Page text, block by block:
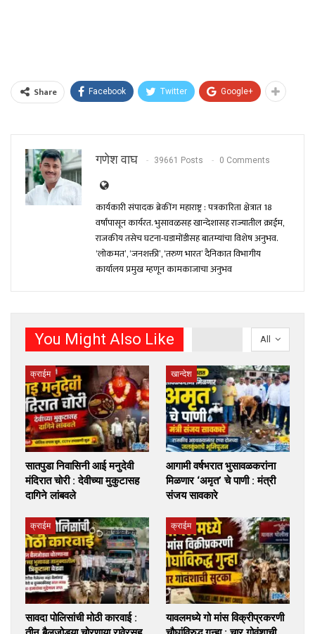
Share Facebook Twitter Google+
गणेश वाघ 39661 Posts 0 Comments
कार्यकारी संपादक ब्रेकींग महाराष्ट्र : पत्रकारिता क्षेत्रात 18
वर्षांपासून कार्यरत. भुसावळसह खान्देशासह राज्यातील क्राईम,
राजकीय तसेच घटना-घडामोंडीसह बातम्यांचा विशेष अनुभव.
‘लोकमत’, ‘जनशक्ती’, ‘तरुण भारत’ दैनिकात विभागीय
कार्यालय प्रमुख म्हणून कामकाजाचा अनुभव
All
You Might Also Like
क्राईम
सातपुडा निवासिनी आई मनुदेवी
मंदिरात चोरी : देवीच्या मुकुटासह
दागिने लांबवले
खान्देश
आगामी वर्षभरात भुसावळकरांना
मिळणार ‘अमृत’ चे पाणी : मंत्री
संजय सावकारे
क्राईम
सावदा पोलिसांची मोठी कारवाई :
क्राईम
यावलमध्ये गो मांस विक्रीप्रकरणी